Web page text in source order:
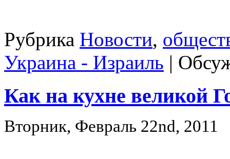
Рубрика Новости,
Украина - Израиль |
Как на кухне великой
Вторник, Февраль 22nd, 2011